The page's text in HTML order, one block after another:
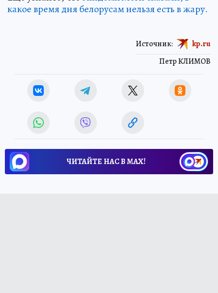
какое время дня белорусам нельзя есть в жару.
Петр КЛИМОВ
Источник: kp.ru
ЧИТАЙТЕ НАС В МАХ!